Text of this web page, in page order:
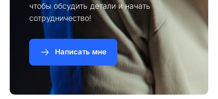
чтобы обсудить детали и начать
сотрудничество!
Написать мне